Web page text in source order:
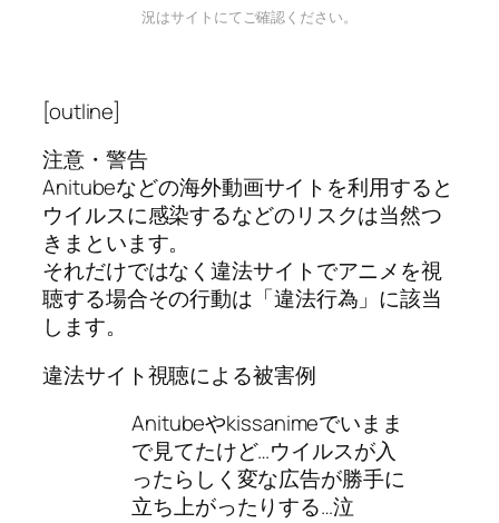
況はサイトにてご確認ください。
[outline]
注意・警告
Anitubeなどの海外動画サイトを利用すると
ウイルスに感染するなどのリスクは当然つ
きまといます。
それだけではなく違法サイトでアニメを視
聴する場合その行動は「違法行為」に該当
します。
違法サイト視聴による被害例
Anitubeやkissanimeでいまま
で見てたけど…ウイルスが入
ったらしく変な広告が勝手に
立ち上がったりする…泣